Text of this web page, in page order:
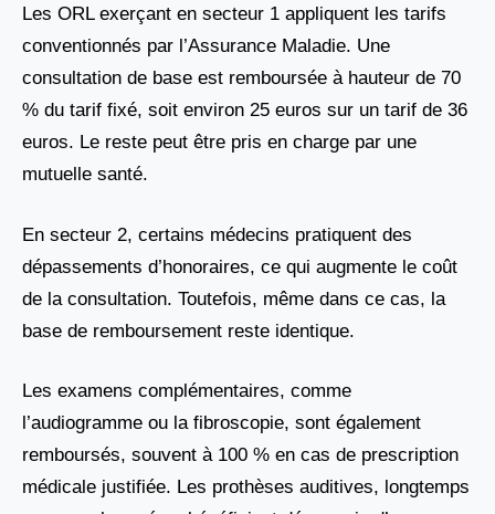
Les ORL exerçant en secteur 1 appliquent les tarifs
conventionnés par l’Assurance Maladie. Une
consultation de base est remboursée à hauteur de 70
% du tarif fixé, soit environ 25 euros sur un tarif de 36
euros. Le reste peut être pris en charge par une
mutuelle santé.
En secteur 2, certains médecins pratiquent des
dépassements d’honoraires, ce qui augmente le coût
de la consultation. Toutefois, même dans ce cas, la
base de remboursement reste identique.
Les examens complémentaires, comme
l’audiogramme ou la fibroscopie, sont également
remboursés, souvent à 100 % en cas de prescription
médicale justifiée. Les prothèses auditives, longtemps